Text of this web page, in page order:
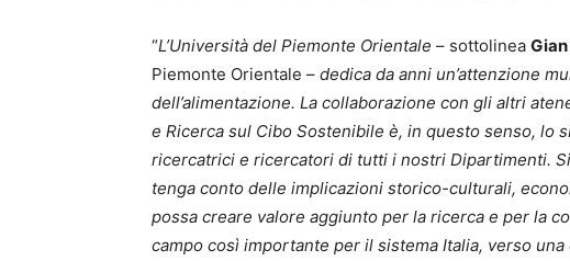
“L’Università del Piemonte Orientale – sottolinea
Piemonte Orientale – dedica da anni un’attenzione
dell’alimentazione. La collaborazione con gli altri
e Ricerca sul Cibo Sostenibile è, in questo senso, lo
ricercatrici e ricercatori di tutti i nostri Dipartimenti.
tenga conto delle implicazioni storico-culturali,
possa creare valore aggiunto per la ricerca e per la
campo così importante per il sistema Italia, verso